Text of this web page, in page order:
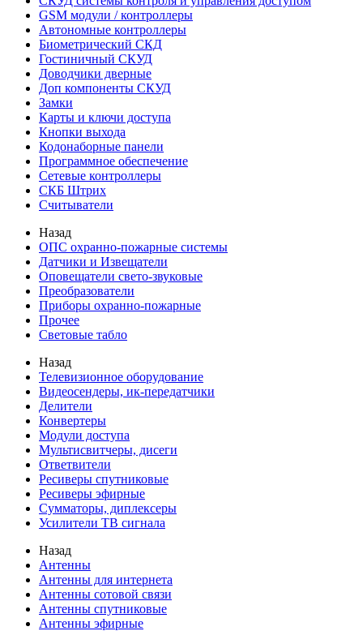
GSM модули / контроллеры
Автономные контроллеры
Биометрический СКД
Гостиничный СКУД
Доводчики дверные
Доп компоненты СКУД
Замки
Карты и ключи доступа
Кнопки выхода
Кодонаборные панели
Программное обеспечение
Сетевые контроллеры
СКБ Штрих
Считыватели
Назад
ОПС охранно-пожарные системы
Датчики и Извещатели
Оповещатели свето-звуковые
Преобразователи
Приборы охранно-пожарные
Прочее
Световые табло
Назад
Телевизионное оборудование
Видеосендеры, ик-передатчики
Делители
Конвертеры
Модули доступа
Мультисвитчеры, дисеги
Ответвители
Ресиверы спутниковые
Ресиверы эфирные
Сумматоры, диплексеры
Усилители ТВ сигнала
Назад
Антенны
Антенны для интернета
Антенны сотовой связи
Антенны спутниковые
Антенны эфирные